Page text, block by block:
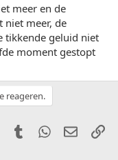
meer en de
niet meer, de
tikkende geluid niet
moment gestopt
reageren.
PinterestTumblr WhatsApp
E-mail